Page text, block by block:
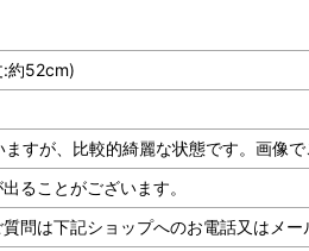
約52cm)
すが、比較的綺麗な状態です。画像で
ることがございます。
質問は下記ショップへのお電話又は